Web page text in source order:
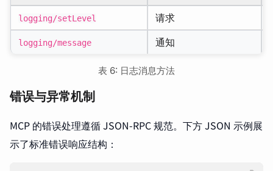
logging/setLevel 请求
logging/message 通知
表 6: 日志消息方法
错误与异常机制
MCP 的错误处理遵循 JSON-RPC 规范。下方 JSON 示例展
示了标准错误响应结构：